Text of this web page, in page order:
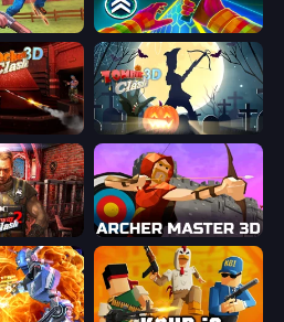
Surf GO Parkour
3D Zombie Clash 3D: Halloween
2 Archer Master 3D: Castle Defense